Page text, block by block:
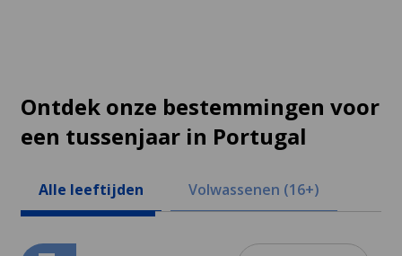
Ontdek onze bestemmingen voor
een tussenjaar in Portugal
Alle leeftijden Volwassenen (16+)